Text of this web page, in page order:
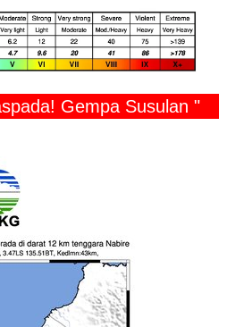
Gempa Susulan "